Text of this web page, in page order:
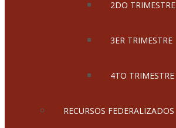
2DO TRIMESTRE
3ER TRIMESTRE
4TO TRIMESTRE
RECURSOS FEDERALIZADOS